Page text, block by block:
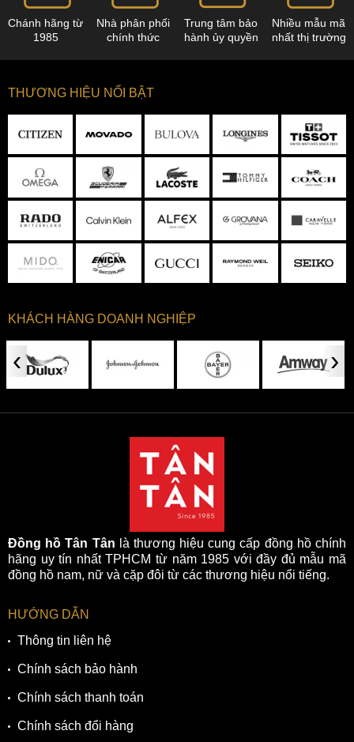
Chánh hãng từ
1985
Nhà phân phối
chính thức
Trung tâm bảo
hành ủy quyền
Nhiều mẫu mã
nhất thị trường
THƯƠNG HIỆU NỔI BẬT
KHÁCH HÀNG DOANH NGHIỆP
‹ ›
Đồng hồ Tân Tân là thương hiệu cung cấp đồng hồ chính
hãng uy tín nhất TPHCM từ năm 1985 với đầy đủ mẫu mã
đồng hồ nam, nữ và cặp đôi từ các thương hiệu nổi tiếng.
HƯỚNG DẪN
Thông tin liên hệ
Chính sách bảo hành
Chính sách thanh toán
Chính sách đổi hàng